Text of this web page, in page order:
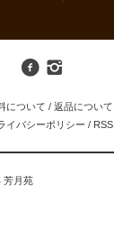
について / 返品について
イバシーポリシー / RSS
芳月苑